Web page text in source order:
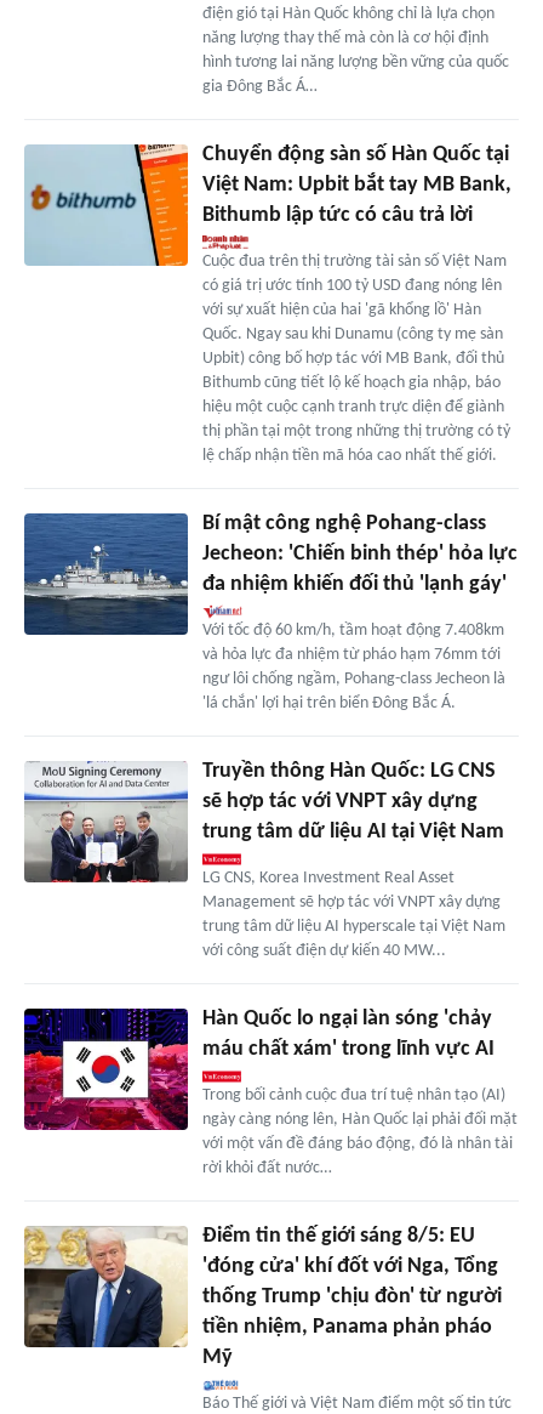
điện gió tại Hàn Quốc không chỉ là lựa chọn
năng lượng thay thế mà còn là cơ hội định
hình tương lai năng lượng bền vững của quốc
gia Đông Bắc Á…
Chuyển động sàn số Hàn Quốc tại
Việt Nam: Upbit bắt tay MB Bank,
Bithumb lập tức có câu trả lời
Cuộc đua trên thị trường tài sản số Việt Nam
có giá trị ước tính 100 tỷ USD đang nóng lên
với sự xuất hiện của hai 'gã khổng lồ' Hàn
Quốc. Ngay sau khi Dunamu (công ty mẹ sàn
Upbit) công bố hợp tác với MB Bank, đối thủ
Bithumb cũng tiết lộ kế hoạch gia nhập, báo
hiệu một cuộc cạnh tranh trực diện để giành
thị phần tại một trong những thị trường có tỷ
lệ chấp nhận tiền mã hóa cao nhất thế giới.
Bí mật công nghệ Pohang-class
Jecheon: 'Chiến binh thép' hỏa lực
đa nhiệm khiến đối thủ 'lạnh gáy'
Với tốc độ 60 km/h, tầm hoạt động 7.408km
và hỏa lực đa nhiệm từ pháo hạm 76mm tới
ngư lôi chống ngầm, Pohang-class Jecheon là
'lá chắn' lợi hại trên biển Đông Bắc Á.
Truyền thông Hàn Quốc: LG CNS
sẽ hợp tác với VNPT xây dựng
trung tâm dữ liệu AI tại Việt Nam
LG CNS, Korea Investment Real Asset
Management sẽ hợp tác với VNPT xây dựng
trung tâm dữ liệu AI hyperscale tại Việt Nam
với công suất điện dự kiến 40 MW...
Hàn Quốc lo ngại làn sóng 'chảy
máu chất xám' trong lĩnh vực AI
Trong bối cảnh cuộc đua trí tuệ nhân tạo (AI)
ngày càng nóng lên, Hàn Quốc lại phải đối mặt
với một vấn đề đáng báo động, đó là nhân tài
rời khỏi đất nước…
Điểm tin thế giới sáng 8/5: EU
'đóng cửa' khí đốt với Nga, Tổng
thống Trump 'chịu đòn' từ người
tiền nhiệm, Panama phản pháo
Mỹ
Báo Thế giới và Việt Nam điểm một số tin tức